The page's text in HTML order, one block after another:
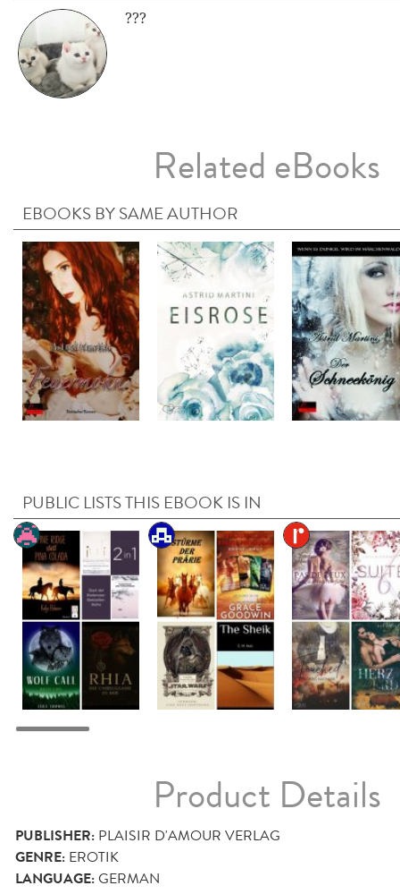
???
Related eBooks
EBOOKS BY SAME AUTHOR
PUBLIC LISTS THIS EBOOK IS IN
Product Details
PUBLISHER: PLAISIR D'AMOUR VERLAG
GENRE: EROTIK
LANGUAGE:GERMAN